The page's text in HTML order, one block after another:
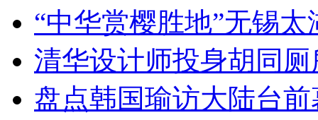
“中华赏樱胜地”无锡
清华设计师投身胡同
盘点韩国瑜访大陆台